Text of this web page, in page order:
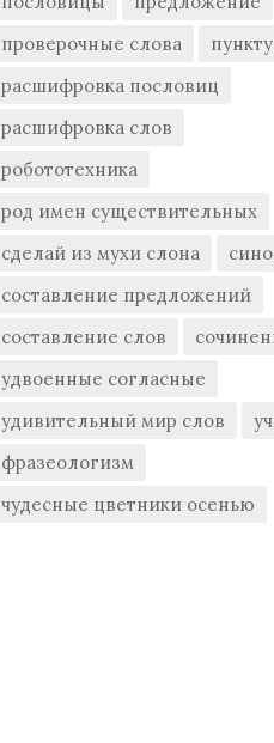
проверочные слова
расшифровка пословиц
расшифровка слов
робототехника
род имен существительных
сделай из мухи слона
составление предложений
составление слов
удвоенные согласные
удивительный мир слов
фразеологизм
чудесные цветники осенью